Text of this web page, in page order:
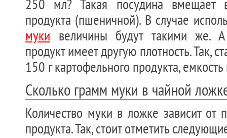
250 мл? Такая посудина
продукта (пшеничной). В случае
муки величины будут такими же.
продукт имеет другую плотность. Так,
150 г картофельного продукта,
Сколько грамм муки в чайной
Количество муки в ложке зависит от
продукта. Так, стоит отметить